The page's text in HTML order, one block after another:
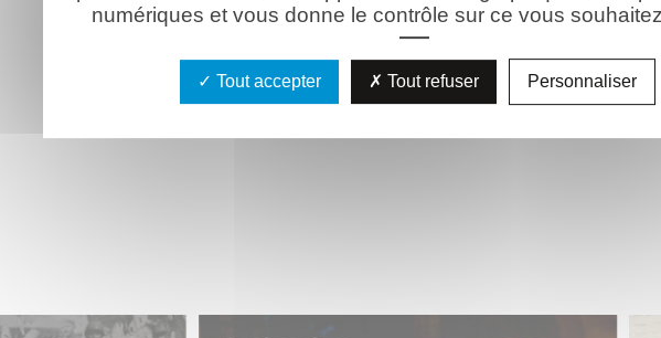
numériques et vous donne le contrôle sur ce vous
Tout accepter Tout refuser Personnaliser